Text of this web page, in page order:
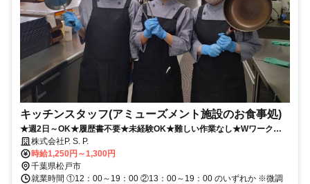
キッチンスタッフ(アミューズメント施設のお食事処)
★週2日～OK★履歴書不要★未経験OK★難しい作業なし★Wワーク
OK★勤務時間相談可★マニュアルあり
株式会社P. S. P.
時給1,250円～1,300円
千葉県松戸市
就業時間 ①12：00～19：00 ②13：00～19：00 のいずれか ※微調